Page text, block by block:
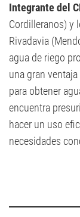
Integrante del
Cordilleranos) y
Rivadavia
agua de riego
una gran
para obtener
encuentra
hacer un uso
necesidades